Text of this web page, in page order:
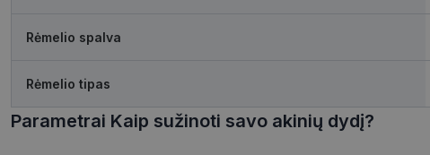
Rėmelio spalva
Rėmelio tipas
Parametrai Kaip sužinoti savo akinių dydį?